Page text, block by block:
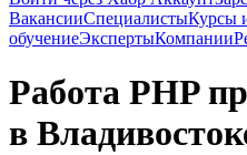
ВакансииСпециалистыКурсы
обучениеЭкспертыКомпании
Работа PHP
в